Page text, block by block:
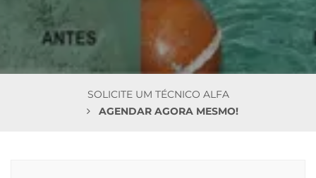
SOLICITE UM TÉCNICO ALFA
AGENDAR AGORA MESMO!